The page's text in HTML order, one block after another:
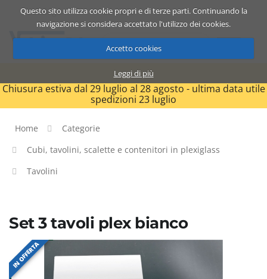
Questo sito utilizza cookie propri e di terze parti. Continuando la
navigazione si considera accettato l'utilizzo dei cookies.
Accetto cookies
Leggi di più
Catalogo Carrello ITA
Chiusura estiva dal 29 luglio al 28 agosto - ultima data utile
spedizioni 23 luglio
Home
Categorie
Cubi, tavolini, scalette e contenitori in plexiglass
Tavolini
Set 3 tavoli plex bianco
IN OFFERTA